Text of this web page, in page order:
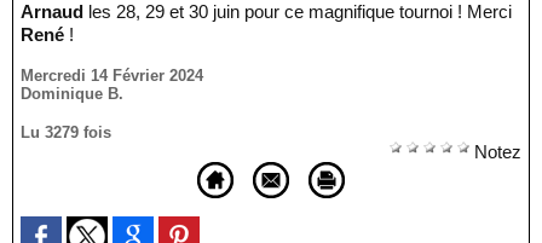
Arnaud les 28, 29 et 30 juin pour ce magnifique tournoi ! Merci
René !
Mercredi 14 Février 2024
Dominique B.
Lu 3279 fois
Notez